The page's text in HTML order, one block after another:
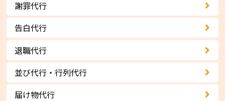
謝罪代行
告白代行
退職代行
並び代行・行列代行
届け物代行